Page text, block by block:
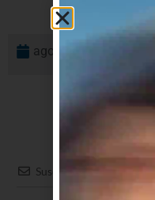
agosto 1, 2017
Suscribir